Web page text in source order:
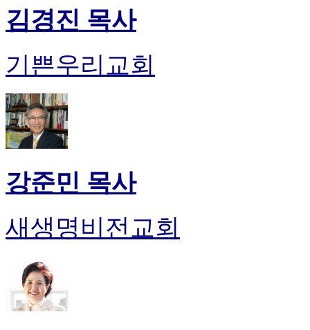
김경진 목사
기쁜우리교회
강준민 목사
새생명비전교회